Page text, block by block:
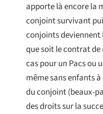
apporte là encore la
conjoint survivant
conjoints deviennent
que soit le contrat de
cas pour un Pacs ou
même sans enfants
du conjoint (beaux-
des droits sur la